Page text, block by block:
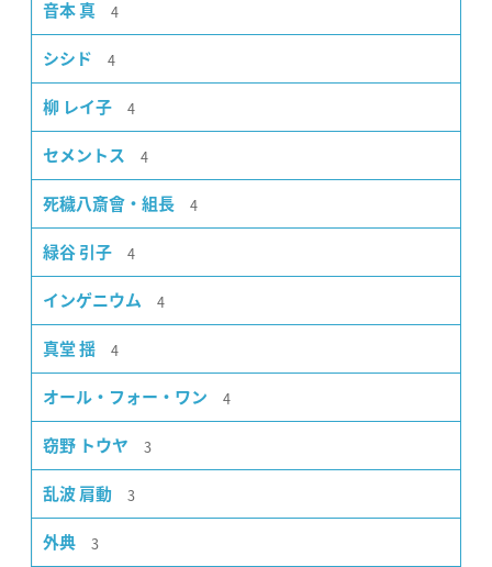
音本 真 4
シシド 4
柳 レイ子 4
セメントス 4
死穢八斎會・組長 4
緑谷 引子 4
インゲニウム 4
真堂 揺 4
オール・フォー・ワン 4
窃野 トウヤ 3
乱波 肩動 3
外典 3